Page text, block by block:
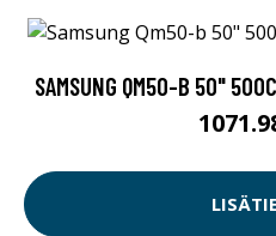
SAMSUNG QM50-B 50"